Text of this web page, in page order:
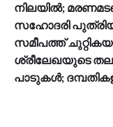
നിലയില്‍;
സഹോദരി
സമീപത്ത്
ശ്രീലേഖയുടെ
പാടുകള്‍;